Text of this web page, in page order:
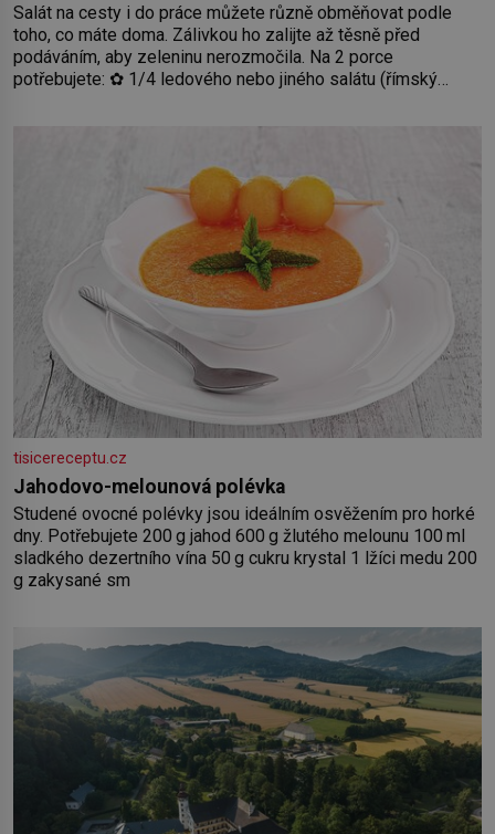
Salát na cesty i do práce můžete různě obměňovat podle
toho, co máte doma. Zálivkou ho zalijte až těsně před
podáváním, aby zeleninu nerozmočila. Na 2 porce
potřebujete: ✿ 1/4 ledového nebo jiného salátu (římský
2 rajčata Zálivka: ✿ 4 lžíce olivového oleje ✿ 1 lžíci citronové
tisicereceptu.cz
Jahodovo-melounová polévka
Studené ovocné polévky jsou ideálním osvěžením pro horké
dny. Potřebujete 200 g jahod 600 g žlutého melounu 100 ml
sladkého dezertního vína 50 g cukru krystal 1 lžíci medu 200
g zakysané sm